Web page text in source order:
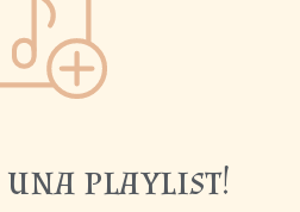
una playlist!